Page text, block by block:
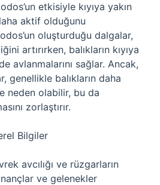
etkisiyle kıyıya yakın
aktif olduğunu
oluşturduğu dalgalar,
artırırken, balıkların kıyıya
avlanmalarını sağlar. Ancak,
genellikle balıkların daha
neden olabilir, bu da
zorlaştırır.
Bilgiler
avcılığı ve rüzgarların
ve gelenekler